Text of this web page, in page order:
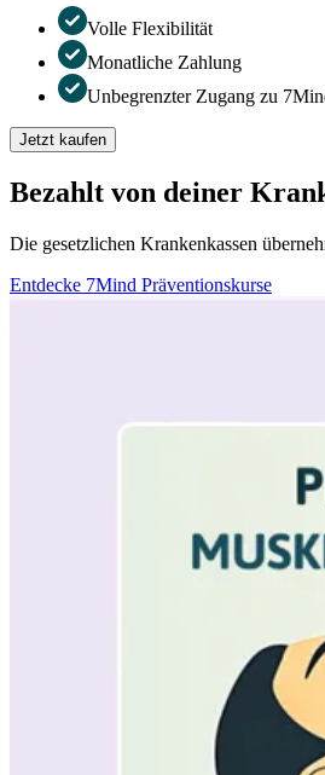
Volle Flexibilität
Monatliche Zahlung
Unbegrenzter Zugang zu
Jetzt kaufen
Bezahlt von deiner
Die gesetzlichen Krankenkassen
Entdecke 7Mind Präventionskurse